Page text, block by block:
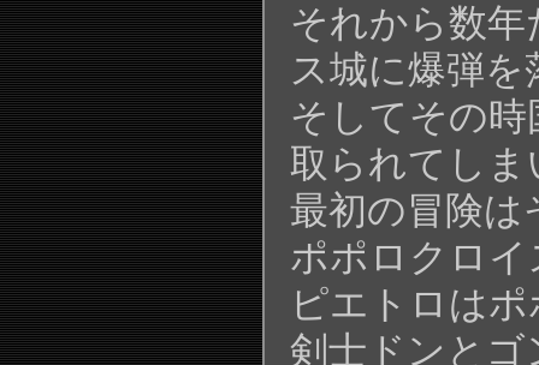
それから数
ス城に爆弾
そしてその
取られてしま
最初の冒険は
ポポロクロイ
ピエトロは
剣士ドンと